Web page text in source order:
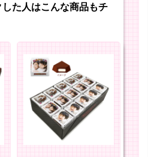
た人はこんな商品もチ